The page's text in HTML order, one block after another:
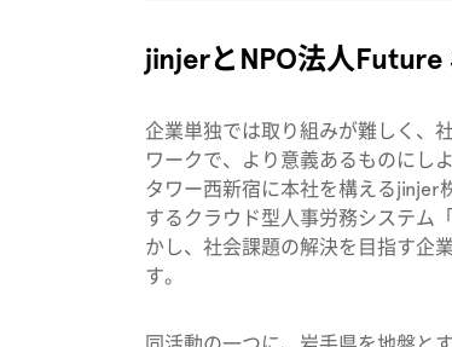
jinjerとNPO法人Future
企業単独では取り組みが難しく、
ワークで、より意義あるものにし
タワー西新宿に本社を構えるjinjer
するクラウド型人事労務システム
かし、社会課題の解決を目指す企
す。